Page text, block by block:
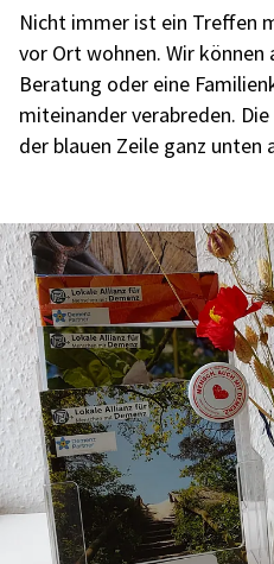
Nicht immer ist ein Treffen
vor Ort wohnen. Wir
Beratung oder eine
miteinander verabreden. Die
der blauen Zeile ganz unten